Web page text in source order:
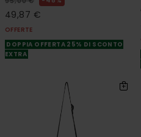
49,87 €
OFFERTE
DOPPIA OFFERTA 25% DI SCONTO
EXTRA